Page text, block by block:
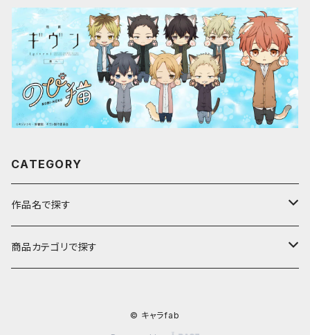
CATEGORY
作品名で探す
ア行
商品カテゴリで探す
© キャラfab